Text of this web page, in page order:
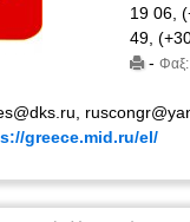
19 06,
49,
-Φαξ:
greece.mid.ru/el/